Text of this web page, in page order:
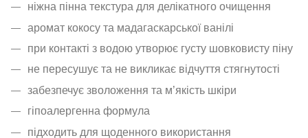
ніжна пінна текстура для делікатного очищення
аромат кокосу та мадагаскарської ванілі
при контакті з водою утворює густу шовковисту піну
не пересушує та не викликає відчуття стягнутості
забезпечує зволоження та м’якість шкіри
гіпоалергенна формула
підходить для щоденного використання